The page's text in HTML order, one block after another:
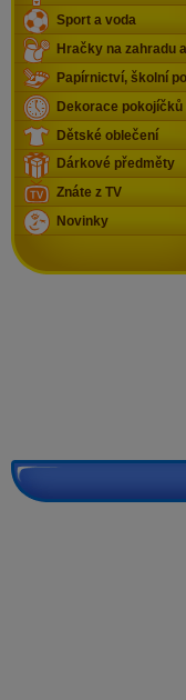
Sport a voda
Hračky na zahradu
Papírnictví, školní
Dekorace pokojíčků
Dětské oblečení
Dárkové předměty
Znáte z TV
Novinky